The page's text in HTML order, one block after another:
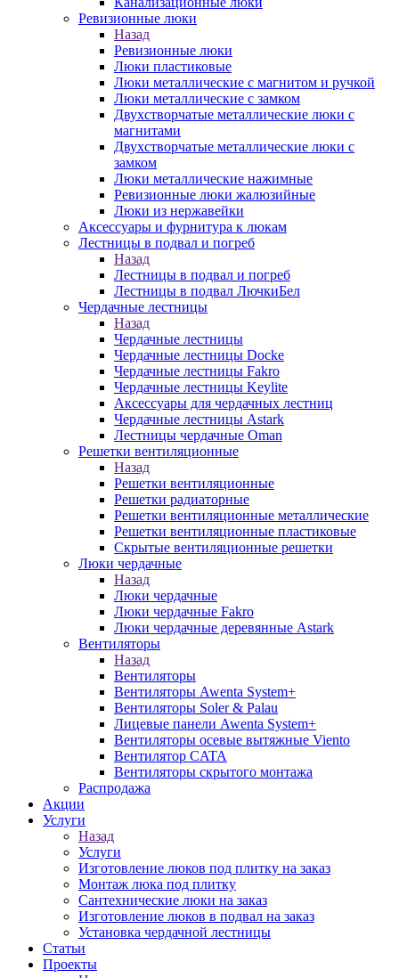
Ревизионные люки
Назад
Ревизионные люки
Люки пластиковые
Люки металлические с магнитом и ручкой
Люки металлические с замком
Двухстворчатые металлические люки с
магнитами
Двухстворчатые металлические люки с
замком
Люки металлические нажимные
Ревизионные люки жалюзийные
Люки из нержавейки
Аксессуары и фурнитура к люкам
Лестницы в подвал и погреб
Назад
Лестницы в подвал и погреб
Лестницы в подвал ЛючкиБел
Чердачные лестницы
Назад
Чердачные лестницы
Чердачные лестницы Docke
Чердачные лестницы Fakro
Чердачные лестницы Keylite
Аксессуары для чердачных лестниц
Чердачные лестницы Astark
Лестницы чердачные Oman
Решетки вентиляционные
Назад
Решетки вентиляционные
Решетки радиаторные
Решетки вентиляционные металлические
Решетки вентиляционные пластиковые
Скрытые вентиляционные решетки
Люки чердачные
Назад
Люки чердачные
Люки чердачные Fakro
Люки чердачные деревянные Astark
Вентиляторы
Назад
Вентиляторы
Вентиляторы Awenta System+
Вентиляторы Soler & Palau
Лицевые панели Awenta System+
Вентиляторы осевые вытяжные Viento
Вентилятор CATA
Вентиляторы скрытого монтажа
Распродажа
Акции
Услуги
Назад
Услуги
Изготовление люков под плитку на заказ
Монтаж люка под плитку
Сантехнические люки на заказ
Изготовление люков в подвал на заказ
Установка чердачной лестницы
Статьи
Проекты